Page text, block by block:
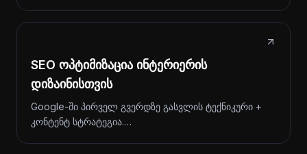
SEO ოპტიმიზაცია ინტერიერის
დიზაინისთვის
Google-ში პირველ გვერდზე გასვლის ტექნიკური +
კონტენტ სტრატეგია.…